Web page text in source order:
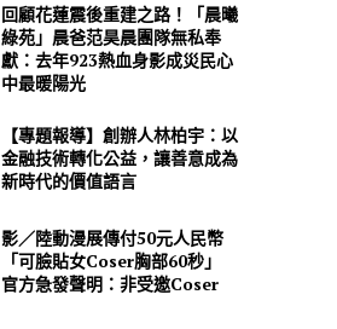
回顧花蓮震後重建之路！「晨曦
綠苑」晨爸范昊晨團隊無私奉
獻：去年923熱血身影成災民心
中最暖陽光
【專題報導】創辦人林柏宇：以
金融技術轉化公益，讓善意成為
新時代的價值語言
影／陸動漫展傳付50元人民幣
「可臉貼女Coser胸部60秒」
官方急發聲明：非受邀Coser